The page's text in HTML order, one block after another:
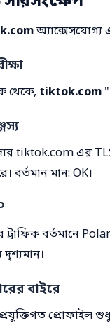
অ্যাক্সেসযোগ্য
থেকে, tiktok.com
tiktok.com এর
বর্তমান মান: OK।
বর্তমানে
বাইরে
প্রোফাইল